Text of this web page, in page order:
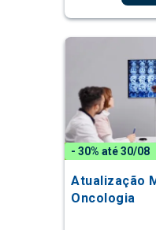
- 30% até 30/08
Atualização
Oncologia